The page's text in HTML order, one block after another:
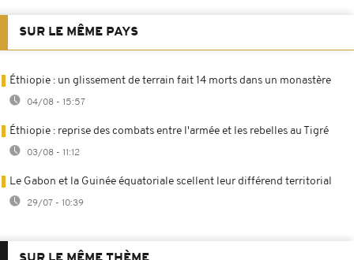
SUR LE MÊME PAYS
Éthiopie : un glissement de terrain fait 14 morts dans un monastère
04/08 - 15:57
Éthiopie : reprise des combats entre l'armée et les rebelles au Tigré
03/08 - 11:12
Le Gabon et la Guinée équatoriale scellent leur différend territorial
29/07 - 10:39